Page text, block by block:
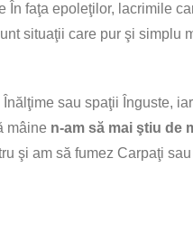
În faţa epoleţilor, lacrimile
situaţii care pur şi simplu
sau spaţii Înguste,
mâine n-am să mai ştiu de
şi am să fumez Carpaţi sau